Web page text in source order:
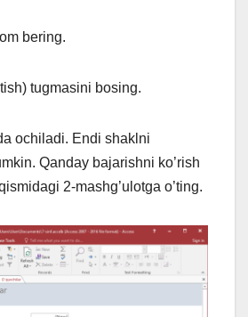
bering.
tugmasini bosing.
ochiladi. Endi shaklni
Qanday bajarishni ko’rish
2-mashg’ulotga o’ting.